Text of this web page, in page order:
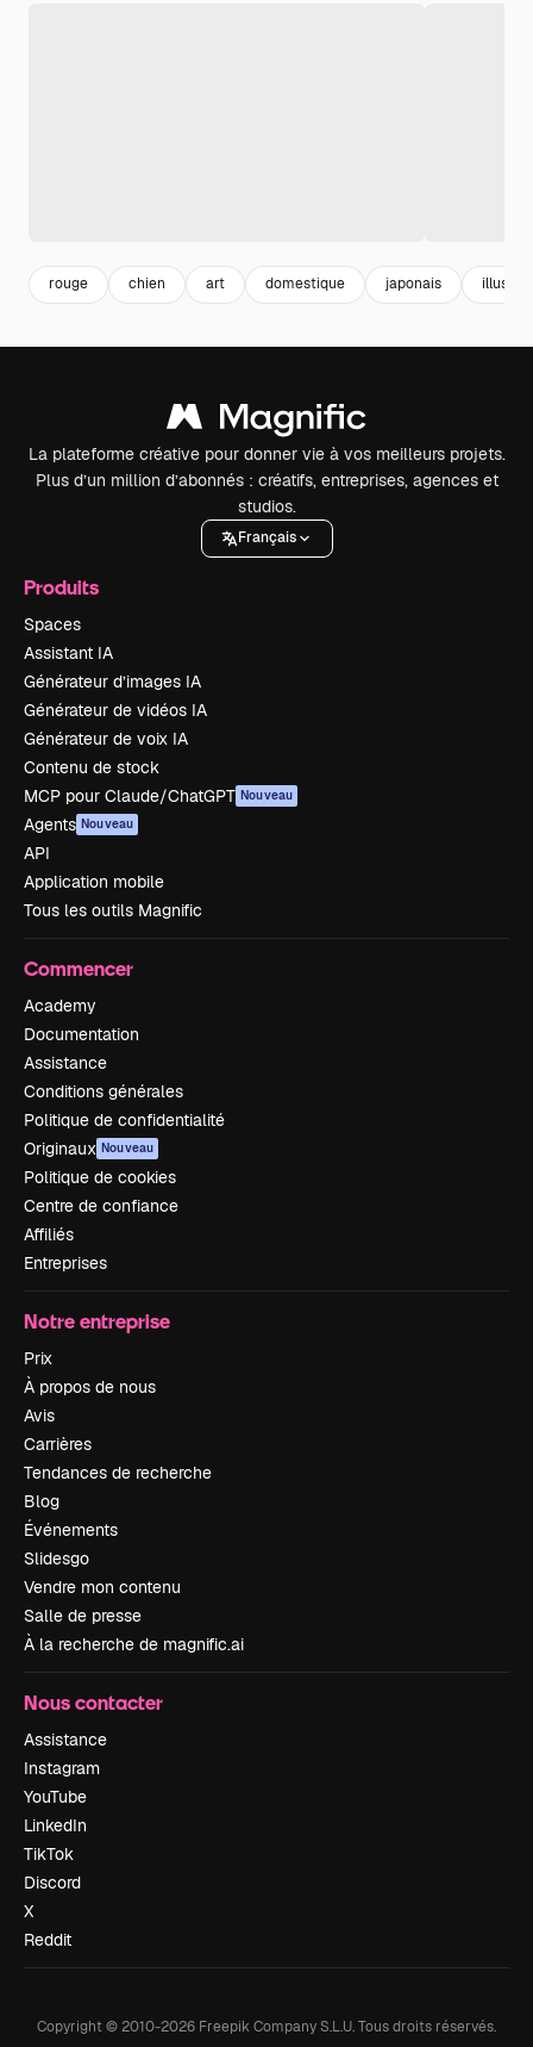
rouge chien art domestique japonais
La plateforme créative pour donner vie à vos meilleurs projets.
Plus d’un million d’abonnés : créatifs, entreprises, agences et
studios.
Français
Produits
Spaces
Assistant IA
Générateur d’images IA
Générateur de vidéos IA
Générateur de voix IA
Contenu de stock
MCP pour Claude/ChatGPT Nouveau
Agents Nouveau
API
Application mobile
Tous les outils Magnific
Commencer
Academy
Documentation
Assistance
Conditions générales
Politique de confidentialité
Originaux Nouveau
Politique de cookies
Centre de confiance
Affiliés
Entreprises
Notre entreprise
Prix
À propos de nous
Avis
Carrières
Tendances de recherche
Blog
Événements
Slidesgo
Vendre mon contenu
Salle de presse
À la recherche de magnific.ai
Nous contacter
Assistance
Instagram
YouTube
LinkedIn
TikTok
Discord
X
Reddit
Copyright © 2010-2026 Freepik Company S.L.U.Tous droits réservés.